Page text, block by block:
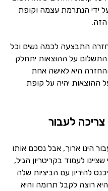
על ידי הנתרמת עצמה וקופת
הזה.
התבצעה לכמה נשים וכל
על ההוצאות יתחלק
ההחזרה היא לאישה אחת
ההוצאות יהיה על קופת
לעבור
הינו ארוך, אבל נסכם אותו
לעמוד בקריטריון הגיל,
יכולת להיכנס להיריון עם הביציות שלה
רוצה לקבל תרומה והיא